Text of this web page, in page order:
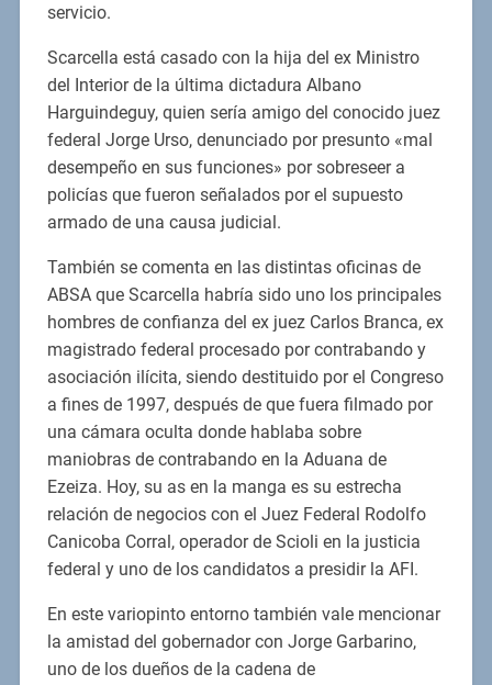
servicio.
Scarcella está casado con la hija del ex Ministro
del Interior de la última dictadura Albano
Harguindeguy, quien sería amigo del conocido juez
federal Jorge Urso, denunciado por presunto «mal
desempeño en sus funciones» por sobreseer a
policías que fueron señalados por el supuesto
armado de una causa judicial.
También se comenta en las distintas oficinas de
ABSA que Scarcella habría sido uno los principales
hombres de confianza del ex juez Carlos Branca, ex
magistrado federal procesado por contrabando y
asociación ilícita, siendo destituido por el Congreso
a fines de 1997, después de que fuera filmado por
una cámara oculta donde hablaba sobre
maniobras de contrabando en la Aduana de
Ezeiza. Hoy, su as en la manga es su estrecha
relación de negocios con el Juez Federal Rodolfo
Canicoba Corral, operador de Scioli en la justicia
federal y uno de los candidatos a presidir la AFI.
En este variopinto entorno también vale mencionar
la amistad del gobernador con Jorge Garbarino,
uno de los dueños de la cadena de